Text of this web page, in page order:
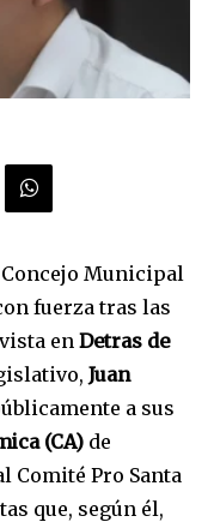
Municipal
fuerza tras las
en Detras de
Juan
a sus
(CA) de
Comité Pro Santa
que, según él,